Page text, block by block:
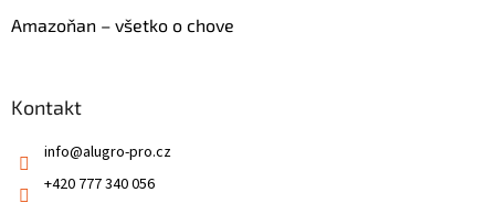
Amazoňan – všetko o chove
Kontakt
info@alugro-pro.cz
+420 777 340 056